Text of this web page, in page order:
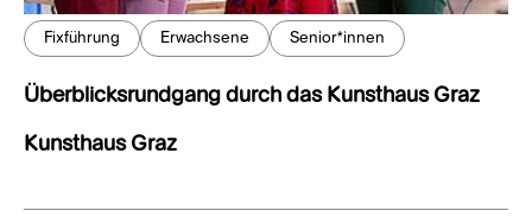
Fixführung Erwachsene Senior*innen
Überblicksrundgang durch das Kunsthaus Graz
Kunsthaus Graz